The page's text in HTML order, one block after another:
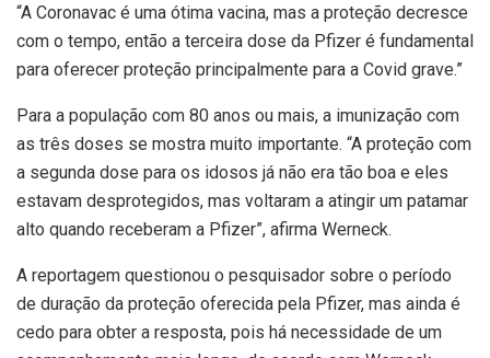
“A Coronavac é uma ótima vacina, mas a proteção decresce
com o tempo, então a terceira dose da Pfizer é fundamental
para oferecer proteção principalmente para a Covid grave.”
Para a população com 80 anos ou mais, a imunização com
as três doses se mostra muito importante. “A proteção com
a segunda dose para os idosos já não era tão boa e eles
estavam desprotegidos, mas voltaram a atingir um patamar
alto quando receberam a Pfizer”, afirma Werneck.
A reportagem questionou o pesquisador sobre o período
de duração da proteção oferecida pela Pfizer, mas ainda é
cedo para obter a resposta, pois há necessidade de um